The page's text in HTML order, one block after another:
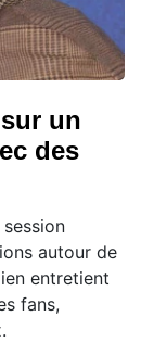
un
des
autour de
entretient
fans,